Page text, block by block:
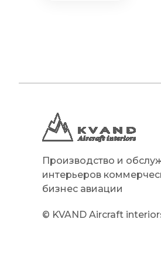
Производство и
интерьеров
бизнес авиации
© KVAND Aircraft